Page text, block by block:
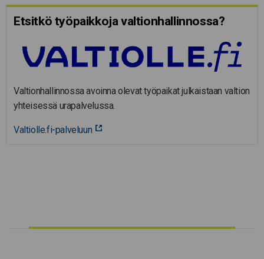
Etsitkö työpaikkoja valtion­hal­lin­nossa?
Valtionhallinnossa avoinna olevat työpaikat julkaistaan valtion
yhteisessä urapalvelussa.
Valtiolle.fi-palveluun